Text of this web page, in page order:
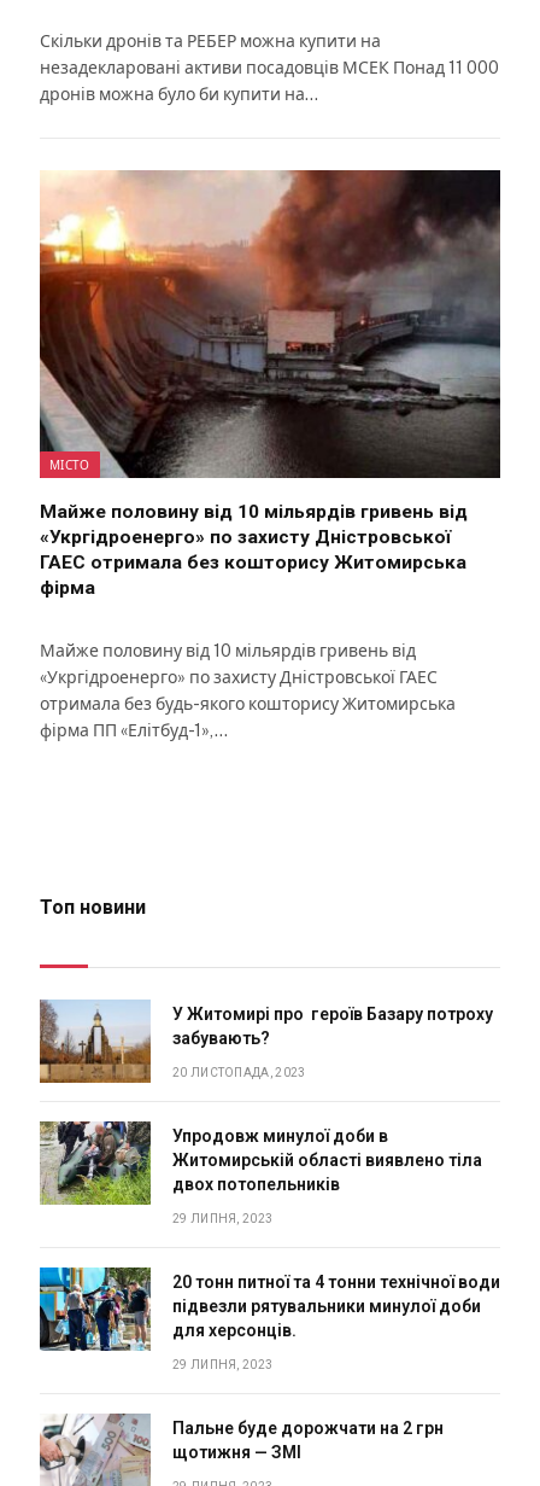
Скільки дронів та РЕБЕР можна купити на
незадекларовані активи посадовців МСЕК Понад 11 000
дронів можна було би купити на…
МІСТО
Майже половину від 10 мільярдів гривень від
«Укргідроенерго» по захисту Дністровської
ГАЕС отримала без кошторису Житомирська
фірма
Майже половину від 10 мільярдів гривень від
«Укргідроенерго» по захисту Дністровської ГАЕС
отримала без будь-якого кошторису Житомирська
фірма ПП «Елітбуд-1»,…
Топ новини
У Житомирі про героїв Базару потроху
забувають?
20 ЛИСТОПАДА, 2023
Упродовж минулої доби в
Житомирській області виявлено тіла
двох потопельників
29 ЛИПНЯ, 2023
20 тонн питної та 4 тонни технічної води
підвезли рятувальники минулої доби
для херсонців.
29 ЛИПНЯ, 2023
Пальне буде дорожчати на 2 грн
щотижня — ЗМІ